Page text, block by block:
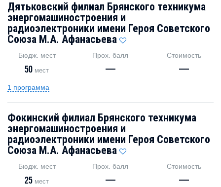
Дятьковский филиал Брянского техникума
энергомашиностроения и
радиоэлектроники имени Героя Советского
Союза М.А. Афанасьева
Бюдж. мест
50 мест
Прох. балл
—
Стоимость
—
1 программа
Фокинский филиал Брянского техникума
энергомашиностроения и
радиоэлектроники имени Героя Советского
Союза М.А. Афанасьева
Бюдж. мест
25 мест
Прох. балл
—
Стоимость
—